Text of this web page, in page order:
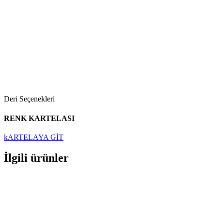
Deri Seçenekleri
RENK KARTELASI
kARTELAYA GİT
İlgili ürünler